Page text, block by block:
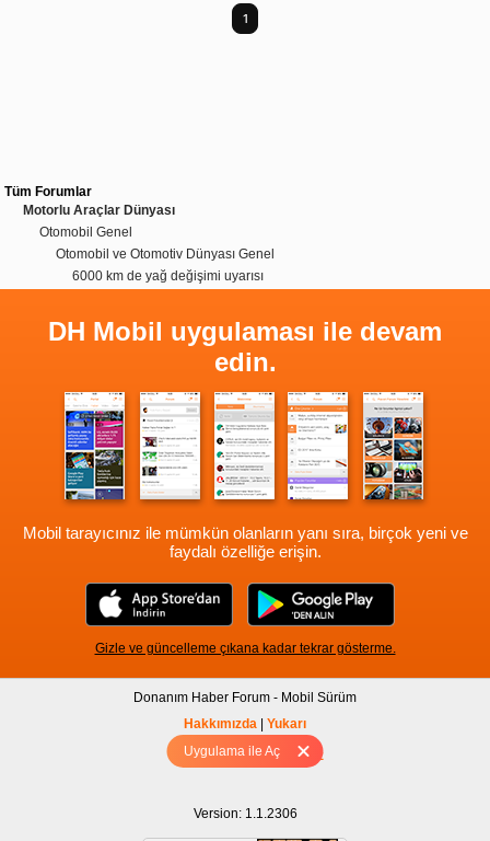
Uygulama ile Aç
1
Tüm Forumlar
Motorlu Araçlar Dünyası
Otomobil Genel
Otomobil ve Otomotiv Dünyası Genel
6000 km de yağ değişimi uyarısı
DH Mobil uygulaması ile devam
edin.
Mobil tarayıcınız ile mümkün olanların yanı sıra, birçok yeni ve
faydalı özelliğe erişin.
Gizle ve güncelleme çıkana kadar tekrar gösterme.
Donanım Haber Forum - Mobil Sürüm
Hakkımızda | Yukarı
Tam sürüm için Tıklayınız
Version: 1.1.2306